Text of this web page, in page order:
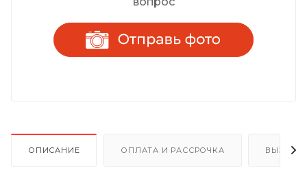
ОПИСАНИЕ ОПЛАТА И РАССРОЧКА ВЫЗОВ